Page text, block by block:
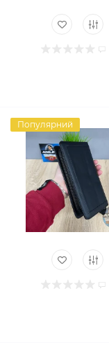
Популярний